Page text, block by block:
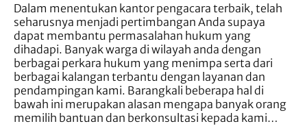
Dalam menentukan kantor pengacara terbaik, telah
seharusnya menjadi pertimbangan Anda supaya
dapat membantu permasalahan hukum yang
dihadapi. Banyak warga di wilayah anda dengan
berbagai perkara hukum yang menimpa serta dari
berbagai kalangan terbantu dengan layanan dan
pendampingan kami. Barangkali beberapa hal di
bawah ini merupakan alasan mengapa banyak orang
memilih bantuan dan berkonsultasi kepada kami…